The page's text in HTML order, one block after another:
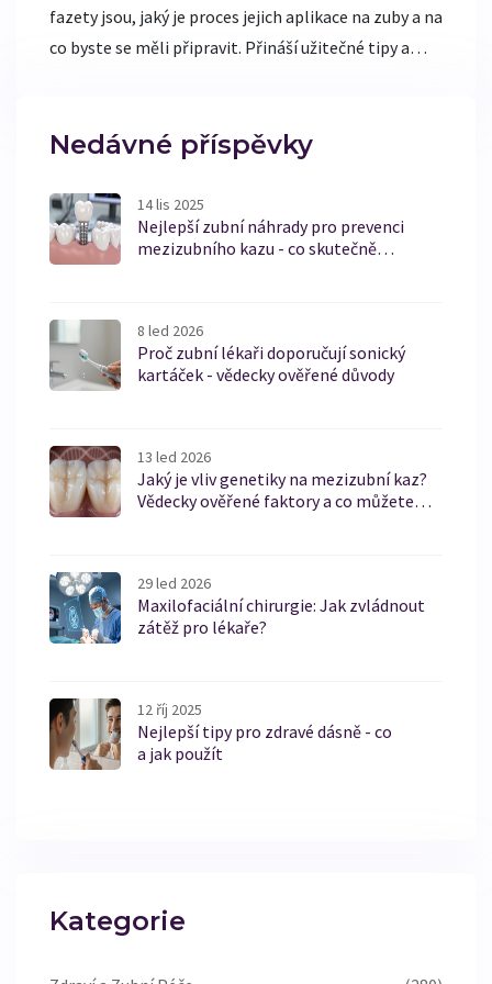
fazety jsou, jaký je proces jejich aplikace na zuby a na
co byste se měli připravit. Přináší užitečné tipy a
Nedávné příspěvky
14 lis 2025
Nejlepší zubní náhrady pro prevenci
mezizubního kazu - co skutečně
8 led 2026
Proč zubní lékaři doporučují sonický
kartáček - vědecky ověřené důvody
13 led 2026
Jaký je vliv genetiky na mezizubní kaz?
Vědecky ověřené faktory a co můžete
29 led 2026
Maxilofaciální chirurgie: Jak zvládnout
zátěž pro lékaře?
12 říj 2025
Nejlepší tipy pro zdravé dásně - co
a jak použít
Kategorie